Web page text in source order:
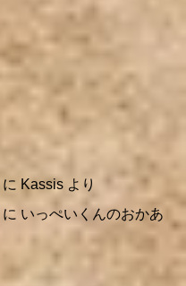
に Kassis より
に いっぺいくんのおかあ